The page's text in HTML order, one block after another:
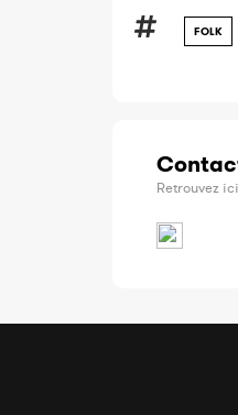
FOLK
Retrouvez